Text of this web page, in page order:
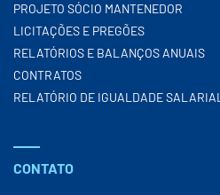
PROJETO SÓCIO MANTENEDOR
LICITAÇÕES E PREGÕES
RELATÓRIOS E BALANÇOS ANUAIS
CONTRATOS
RELATÓRIO DE IGUALDADE SALARIAL
CONTATO